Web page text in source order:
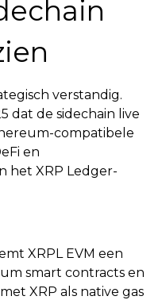
verstandig.
dat de sidechain live
compatibele
en
het XRP Ledger-
XRPL EVM een
smart contracts en
XRP als native gas